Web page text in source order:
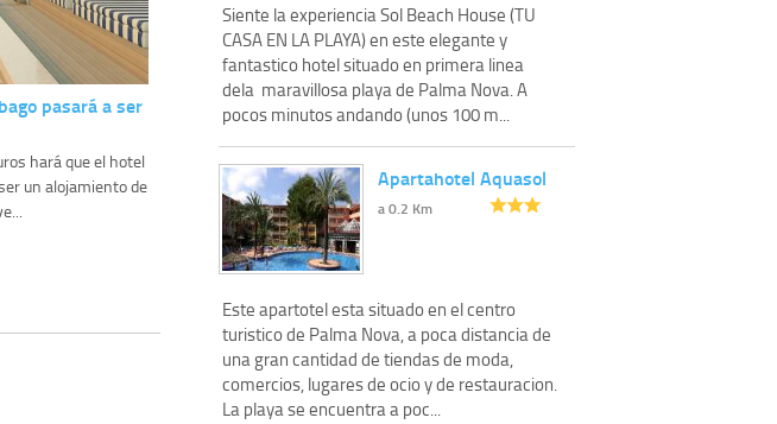
pasará a ser
hará que el hotel
un alojamiento de
Siente la experiencia Sol Beach House (TU
CASA EN LA PLAYA) en este elegante y
fantastico hotel situado en primera linea
dela maravillosa playa de Palma Nova. A
pocos minutos andando (unos 100 m...
Apartahotel Aquasol
a 0.2 Km
Este apartotel esta situado en el centro
turistico de Palma Nova, a poca distancia de
una gran cantidad de tiendas de moda,
comercios, lugares de ocio y de restauracion.
La playa se encuentra a poc...